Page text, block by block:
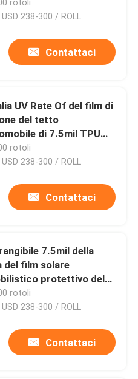
rotoli
238-300 / ROLL
Contattaci
UV Rate Of del film di
del tetto
di 7.5mil TPU
99%
rotoli
238-300 / ROLL
Contattaci
7.5mil della
del film solare
protettivo del
rotoli
238-300 / ROLL
Contattaci